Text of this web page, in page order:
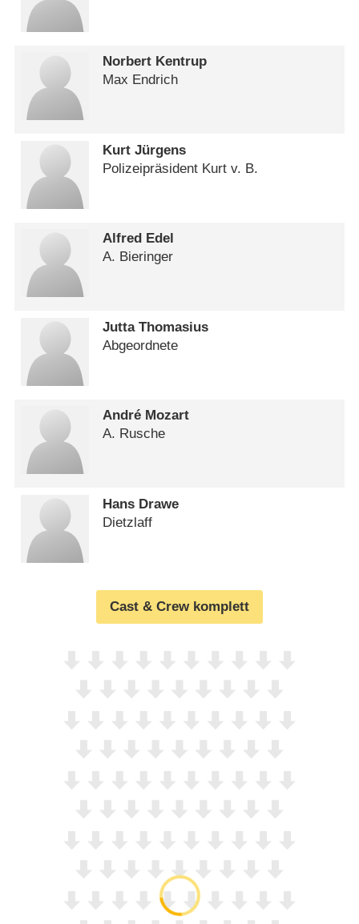
Norbert Kentrup
Max Endrich
Kurt Jürgens
Polizeipräsident Kurt v. B.
Alfred Edel
A. Bieringer
Jutta Thomasius
Abgeordnete
André Mozart
A. Rusche
Hans Drawe
Dietzlaff
Cast & Crew komplett